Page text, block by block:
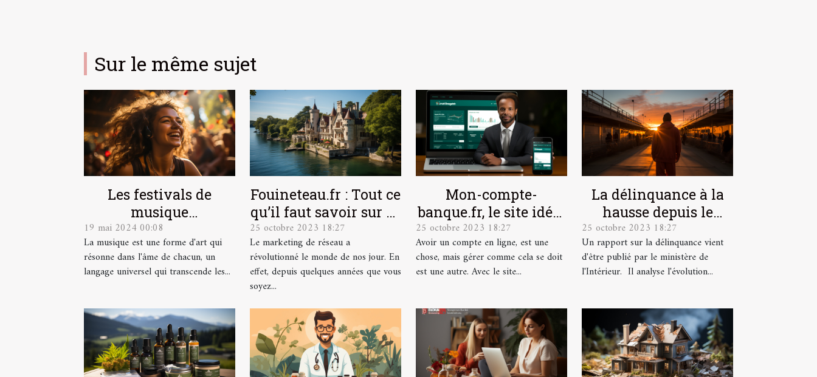
Sur le même sujet
Les festivals de
musique
indépendante et leur
contribution à la
scène culturelle
19 mai 2024 00:08
La musique est une forme d'art qui
résonne dans l'âme de chacun, un
langage universel qui transcende les...
Fouineteau.fr : Tout ce
qu’il faut savoir sur ce
site
25 octobre 2023 18:27
Le marketing de réseau a
révolutionné le monde de nos jour. En
effet, depuis quelques années que vous
soyez...
Mon-compte-
banque.fr, le site idéal
pour la gestion de vos
comptes en ligne.
25 octobre 2023 18:27
Avoir un compte en ligne, est une
chose, mais gérer comme cela se doit
est une autre. Avec le site...
La délinquance à la
hausse depuis le
déconfinement
25 octobre 2023 18:27
Un rapport sur la délinquance vient
d'être publié par le ministère de
l'Intérieur. Il analyse l'évolution...